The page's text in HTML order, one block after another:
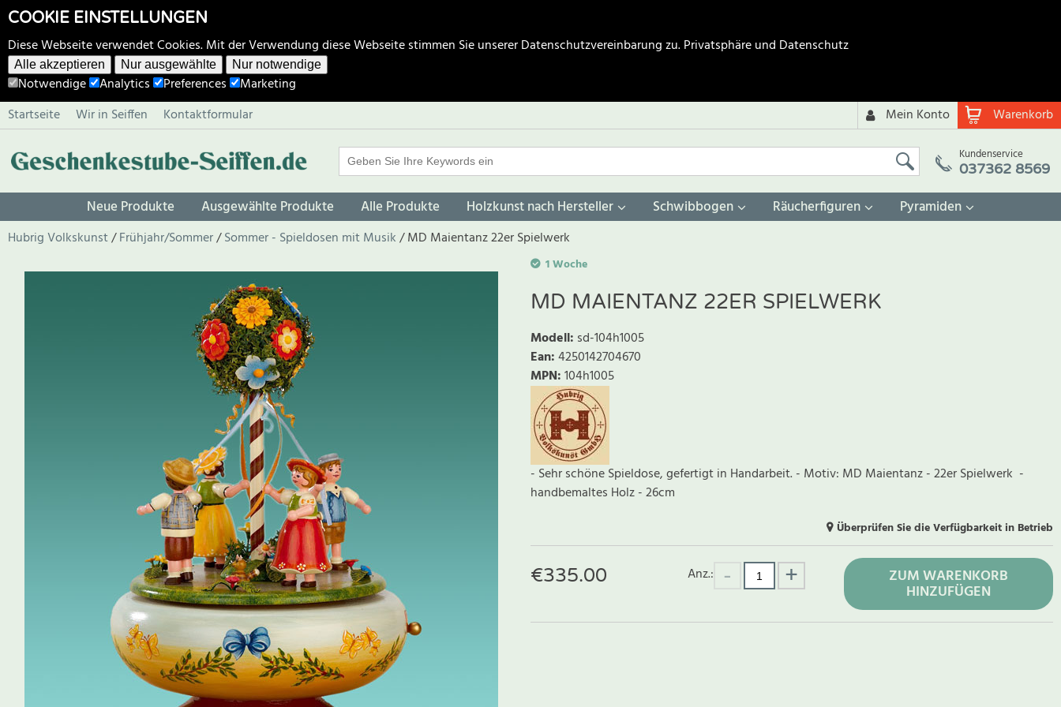
COOKIE EINSTELLUNGEN
Diese Webseite verwendet Cookies. Mit der Verwendung diese Webseite stimmen Sie unserer Datenschutzvereinbarung zu.Privatsphäre und Datenschutz
Alle akzeptieren Nur ausgewählte Nur notwendige
Notwendige Analytics Preferences
Marketing
Startseite
Wir in Seiffen Kontaktformular Warenkorb
Mein Konto
Kundenservice
037362 8569
Neue Produkte Ausgewählte Produkte Alle Produkte Holzkunst nach Hersteller Schwibbogen Räucherfiguren Pyramiden
Hubrig Volkskunst Frühjahr/Sommer Sommer - Spieldosen mit Musik MD Maientanz 22er Spielwerk
1 Woche
MD MAIENTANZ 22ER SPIELWERK
Modell: sd-104h1005
Ean:4250142704670
MPN:104h1005
- Sehr schöne Spieldose, gefertigt in Handarbeit. - Motiv: MD Maientanz - 22er Spielwerk -
handbemaltes Holz - 26cm
Überprüfen Sie die Verfügbarkeit in Betrieb
€335.00 Anz.: ZUM WARENKORB
HINZUFÜGEN